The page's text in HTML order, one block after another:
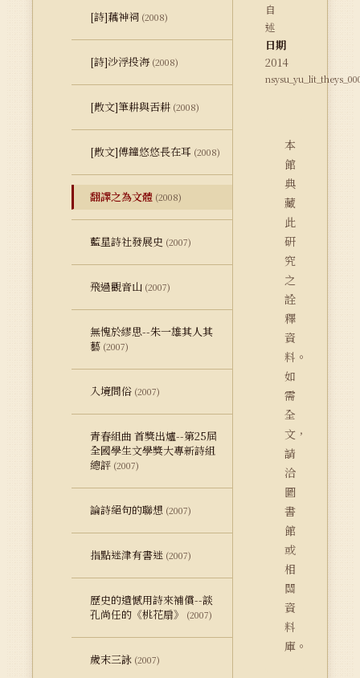
[詩]藕神祠 (2008)
[詩]沙浮投海 (2008)
[散文]筆耕與舌耕 (2008)
[散文]傅鐘悠悠長在耳 (2008)
翻譯之為文體 (2008)
藍星詩社發展史 (2007)
飛過觀音山 (2007)
無愧於繆思--朱一雄其人其
藝 (2007)
入境問俗 (2007)
青春組曲 首獎出爐--第25屆
全國學生文學獎大專新詩組
總評 (2007)
論詩絕句的聯想 (2007)
指點迷津有書迷 (2007)
歷史的遺憾用詩來補償--談
孔尚任的《桃花扇》
(2007)
歲末三詠 (2007)
自
述
日期
2014
本
館
典
藏
此
研
究
之
詮
釋
資
料。
如
需
全
文，
請
洽
圖
書
館
或
相
關
資
料
庫。